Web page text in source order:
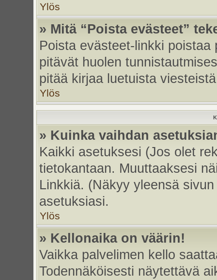
Ylös
» Mitä “Poista evästeet”
Poista evästeet-linkki
pitävät huolen
pitää kirjaa luetuista
Ylös
» Kuinka vaihdan
Kaikki asetuksesi (Jos olet
tietokantaan. Muuttaaksesi
Linkkiä. (Näkyy yleensä
asetuksiasi.
Ylös
» Kellonaika on väärin!
Vaikka palvelimen kello
Todennäköisesti näytettävä